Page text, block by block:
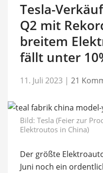
Tesla-
Q2 mit
breitem
fällt unter
11. Juli 2023 | 21
Bild: Tesla (Feier zur
Elektroutos in China)
Der größte
Juni noch ein